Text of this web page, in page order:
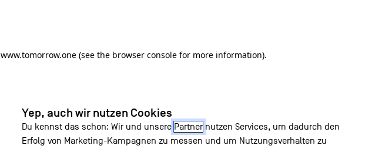
www.tomorrow.one (see the browser console for more information).
Yep, auch wir nutzen Cookies
Du kennst das schon: Wir und unsere Partnernutzen Services, um dadurch den
Erfolg von Marketing-Kampagnen zu messen und um Nutzungsverhalten zu